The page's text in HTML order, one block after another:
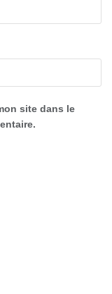
site dans le